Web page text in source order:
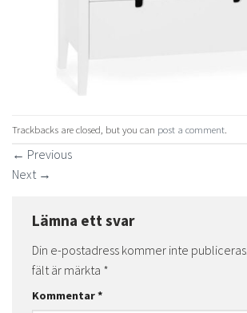
Trackbacks are closed, but you can post a comment
← Previous
Next →
Lämna ett svar
Din e-postadress kommer inte publiceras.
fält är märkta *
Kommentar*